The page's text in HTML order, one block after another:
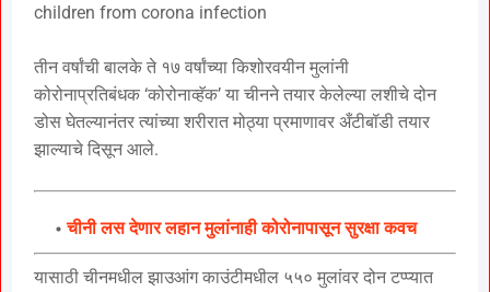
children from corona infection
तीन वर्षांची बालके ते १७ वर्षांच्या किशोरवयीन मुलांनी
कोरोनाप्रतिबंधक ‘कोरोनाव्हॅक’ या चीनने तयार केलेल्या लशीचे दोन
डोस घेतल्यानंतर त्यांच्या शरीरात मोठ्या प्रमाणावर अँटीबॉडी तयार
झाल्याचे दिसून आले.
चीनी लस देणार लहान मुलांनाही कोरोनापासून सुरक्षा कवच
यासाठी चीनमधील झाउआंग काउंटीमधील ५५० मुलांवर दोन टप्प्यात